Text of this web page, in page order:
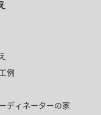
例
ディネーターの家